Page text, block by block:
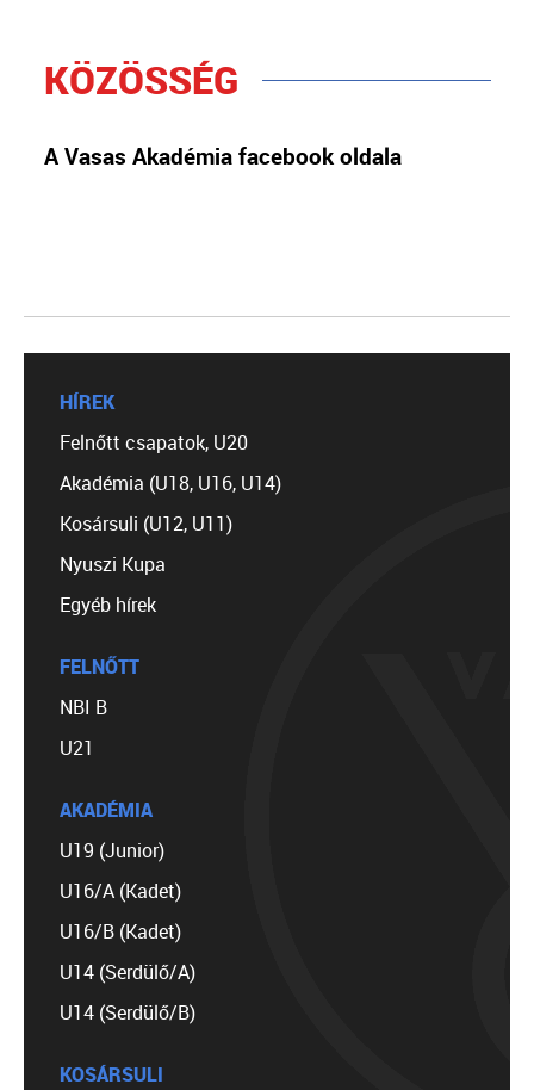
KÖZÖSSÉG
A Vasas Akadémia facebook oldala
HÍREK
Felnőtt csapatok, U20
Akadémia (U18, U16, U14)
Kosársuli (U12, U11)
Nyuszi Kupa
Egyéb hírek
FELNŐTT
NBI B
U21
AKADÉMIA
U19 (Junior)
U16/A (Kadet)
U16/B (Kadet)
U14 (Serdülő/A)
U14 (Serdülő/B)
KOSÁRSULI